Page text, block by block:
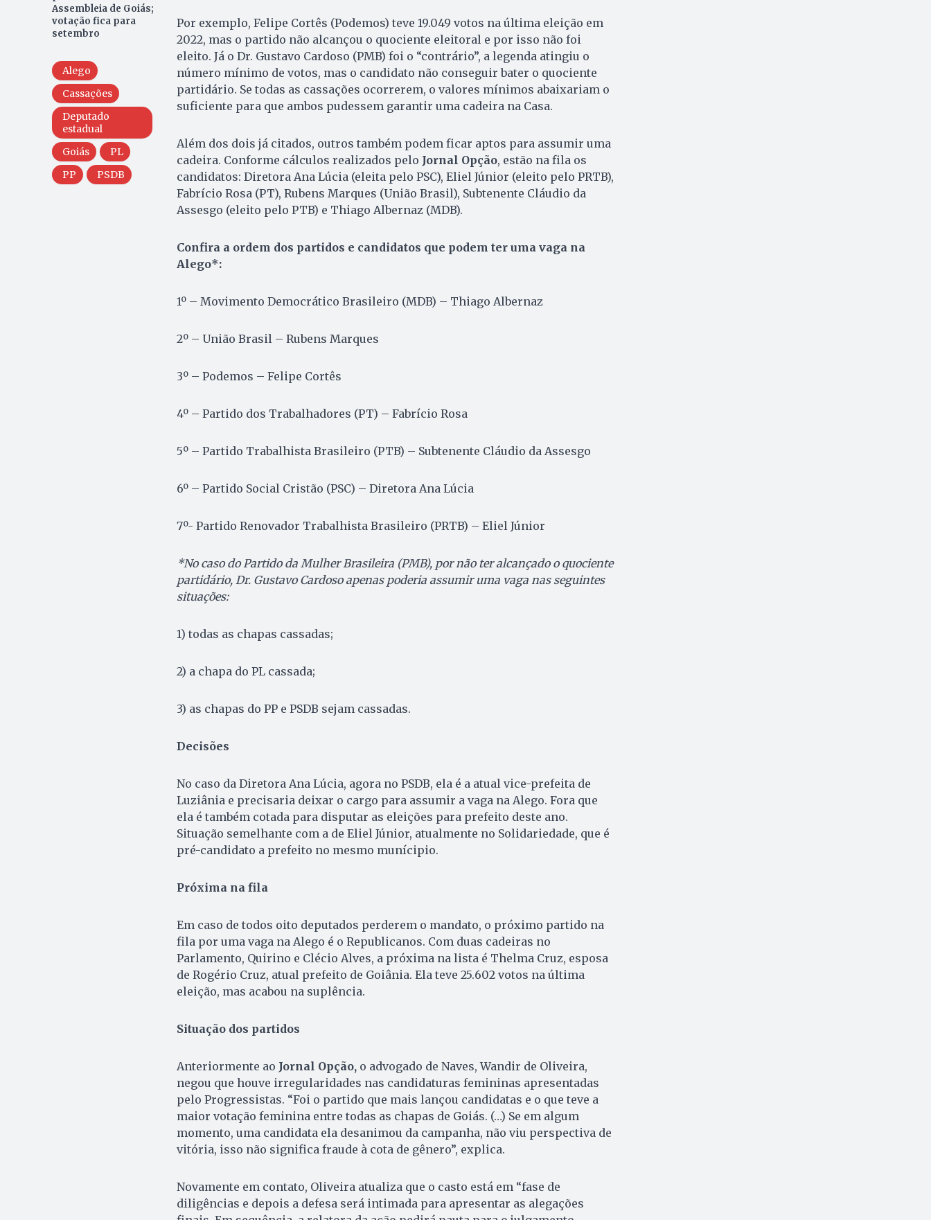
Assembleia de Goiás;
votação fica para
setembro
Alego
Cassações
Deputado
estadual
Goiás
PL
PP
PSDB
Por exemplo, Felipe Cortês (Podemos) teve 19.049 votos na última eleição em
2022, mas o partido não alcançou o quociente eleitoral e por isso não foi
eleito. Já o Dr. Gustavo Cardoso (PMB) foi o “contrário”, a legenda atingiu o
número mínimo de votos, mas o candidato não conseguir bater o quociente
partidário. Se todas as cassações ocorrerem, o valores mínimos abaixariam o
suficiente para que ambos pudessem garantir uma cadeira na Casa.
Além dos dois já citados, outros também podem ficar aptos para assumir uma
cadeira. Conforme cálculos realizados pelo Jornal Opção, estão na fila os
candidatos: Diretora Ana Lúcia (eleita pelo PSC), Eliel Júnior (eleito pelo PRTB),
Fabrício Rosa (PT), Rubens Marques (União Brasil), Subtenente Cláudio da
Assesgo (eleito pelo PTB) e Thiago Albernaz (MDB).
Confira a ordem dos partidos e candidatos que podem ter uma vaga na
Alego*:
1º – Movimento Democrático Brasileiro (MDB) – Thiago Albernaz
2º – União Brasil – Rubens Marques
3º – Podemos – Felipe Cortês
4º – Partido dos Trabalhadores (PT) – Fabrício Rosa
5º – Partido Trabalhista Brasileiro (PTB) – Subtenente Cláudio da Assesgo
6º – Partido Social Cristão (PSC) – Diretora Ana Lúcia
7º- Partido Renovador Trabalhista Brasileiro (PRTB) – Eliel Júnior
*No caso do Partido da Mulher Brasileira (PMB), por não ter alcançado o quociente
partidário, Dr. Gustavo Cardoso apenas poderia assumir uma vaga nas seguintes
situações:
1) todas as chapas cassadas;
2) a chapa do PL cassada;
3) as chapas do PP e PSDB sejam cassadas.
Decisões
No caso da Diretora Ana Lúcia, agora no PSDB, ela é a atual vice-prefeita de
Luziânia e precisaria deixar o cargo para assumir a vaga na Alego. Fora que
ela é também cotada para disputar as eleições para prefeito deste ano.
Situação semelhante com a de Eliel Júnior, atualmente no Solidariedade, que é
pré-candidato a prefeito no mesmo munícipio.
Próxima na fila
Em caso de todos oito deputados perderem o mandato, o próximo partido na
fila por uma vaga na Alego é o Republicanos. Com duas cadeiras no
Parlamento, Quirino e Clécio Alves, a próxima na lista é Thelma Cruz, esposa
de Rogério Cruz, atual prefeito de Goiânia. Ela teve 25.602 votos na última
eleição, mas acabou na suplência.
Situação dos partidos
Anteriormente ao Jornal Opção, o advogado de Naves, Wandir de Oliveira,
negou que houve irregularidades nas candidaturas femininas apresentadas
pelo Progressistas. “Foi o partido que mais lançou candidatas e o que teve a
maior votação feminina entre todas as chapas de Goiás. (…) Se em algum
momento, uma candidata ela desanimou da campanha, não viu perspectiva de
vitória, isso não significa fraude à cota de gênero”, explica.
Novamente em contato, Oliveira atualiza que o casto está em “fase de
diligências e depois a defesa será intimada para apresentar as alegações